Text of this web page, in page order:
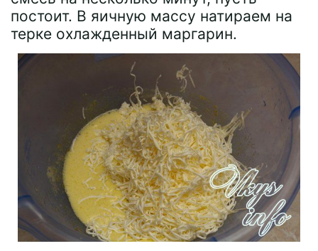
постоит. В яичную массу натираем на
терке охлажденный маргарин.